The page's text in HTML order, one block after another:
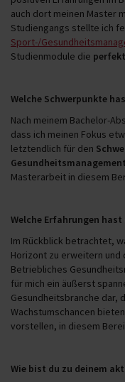
auch dort meinen Master
Studiengangs stellte ich
Sport-/
Studienmodule die
Welche Schwerpunkte
Nach meinem Bachelor-
dass ich meinen Fokus
letztendlich für den
Masterarbeit in diesem
Welche Erfahrungen
Im Rückblick betrachtet,
Horizont zu erweitern
Betriebliches
für mich ein äußerst
Gesundheitsbranche dar,
Wachstumschancen
vorstellen, in diesem
Wie bist du zu deinem